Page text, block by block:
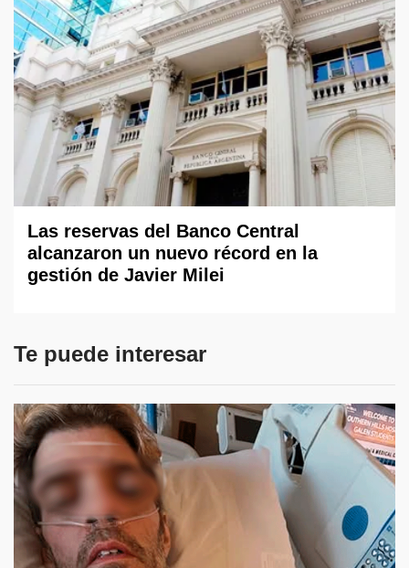
Las reservas del Banco Central
alcanzaron un nuevo récord en la
gestión de Javier Milei
Te puede interesar